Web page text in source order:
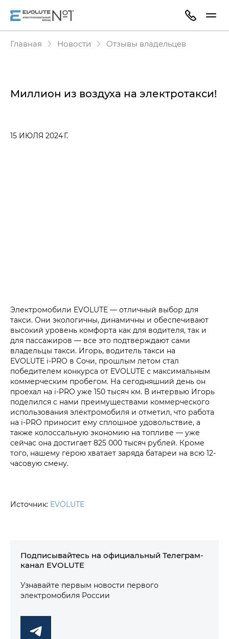
Главная Новости Отзывы владельцев
Миллион из воздуха на электротакси!
15 ИЮЛЯ 2024 Г.
Электромобили EVOLUTE — отличный выбор для
такси. Они экологичны, динамичны и обеспечивают
высокий уровень комфорта как для водителя, так и
для пассажиров — все это подтверждают сами
владельцы такси. Игорь, водитель такси на
EVOLUTE i‑PRO в Сочи, прошлым летом стал
победителем конкурса от EVOLUTE с максимальным
коммерческим пробегом. На сегодняшний день он
проехал на i‑PRO уже 150 тысяч км. В интервью Игорь
поделился с нами преимуществами коммерческого
использования электромобиля и отметил, что работа
на i‑PRO приносит ему сплошное удовольствие, а
также колоссальную экономию на топливе — уже
сейчас она достигает 825 000 тысяч рублей. Кроме
того, нашему герою хватает заряда батареи на всю 12-
часовую смену.
Источник: EVOLUTE
Подписывайтесь на официальный Телеграм-
канал EVOLUTE
Узнавайте первым новости первого
электромобиля России